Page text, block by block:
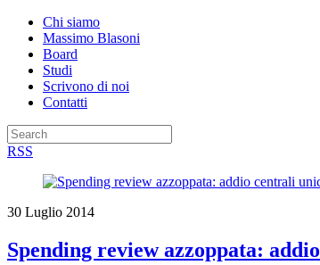
Chi siamo
Massimo Blasoni
Board
Studi
Scrivono di noi
Contatti
RSS
30 Luglio 2014
Spending review azzoppata: